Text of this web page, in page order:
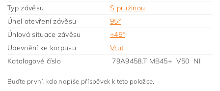
Typ závěsu
S pružinou
Úhel otevření závěsu
95°
Úhlová situace závěsu
+45°
Upevnění ke korpusu
Vrut
Katalogové číslo
79A9458.T MB45+ V50 NI
Buďte první, kdo napíše příspěvek k této položce.